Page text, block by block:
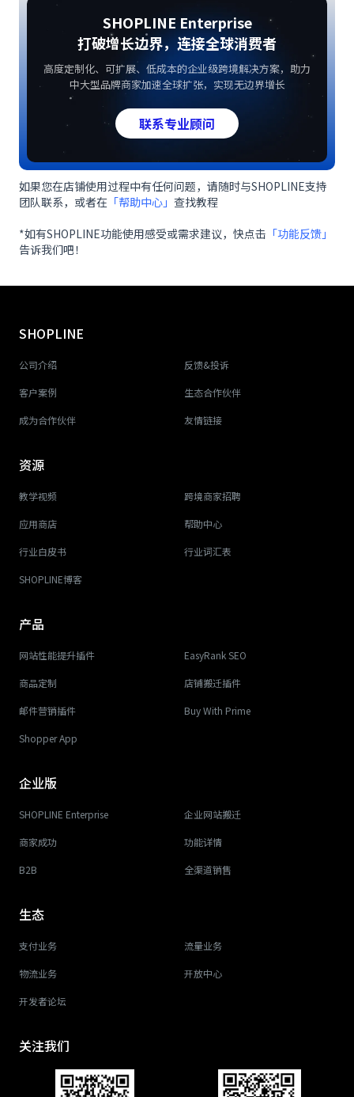
SHOPLINE Enterprise
打破增长边界，连接全球消费者
高度定制化、可扩展、低成本的企业级跨境解决方案，助力
中大型品牌商家加速全球扩张，实现无边界增长
联系专业顾问
如果您在店铺使用过程中有任何问题，请随时与SHOPLINE支持
团队联系，或者在 「帮助中心」 查找教程
*如有SHOPLINE功能使用感受或需求建议，快点击 「功能反馈」
告诉我们吧！
SHOPLINE
公司介绍 反馈&投诉
客户案例 生态合作伙伴
成为合作伙伴 友情链接
资源
教学视频 跨境商家招聘
应用商店 帮助中心
行业白皮书 行业词汇表
SHOPLINE博客
产品
网站性能提升插件 EasyRank SEO
商品定制 店铺搬迁插件
邮件营销插件 Buy With Prime
Shopper App
企业版
SHOPLINE Enterprise 企业网站搬迁
商家成功 功能详情
B2B 全渠道销售
生态
支付业务 流量业务
物流业务 开放中心
开发者论坛
关注我们